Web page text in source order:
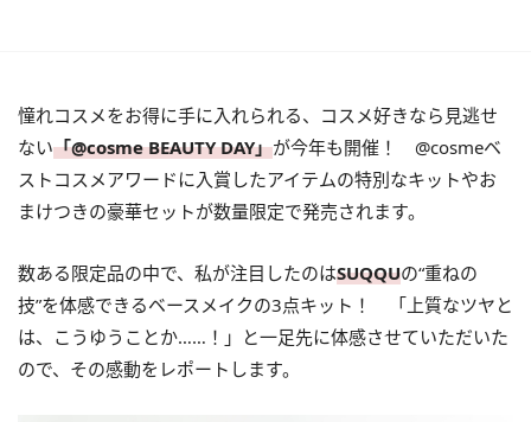
憧れコスメをお得に手に入れられる、コスメ好きなら見逃せ
ない「@cosme BEAUTY DAY」が今年も開催！ @cosmeベ
ストコスメアワードに入賞したアイテムの特別なキットやお
まけつきの豪華セットが数量限定で発売されます。
数ある限定品の中で、私が注目したのはSUQQUの“重ねの
技”を体感できるベースメイクの3点キット！ 「上質なツヤと
は、こうゆうことか……！」と一足先に体感させていただいた
ので、その感動をレポートします。